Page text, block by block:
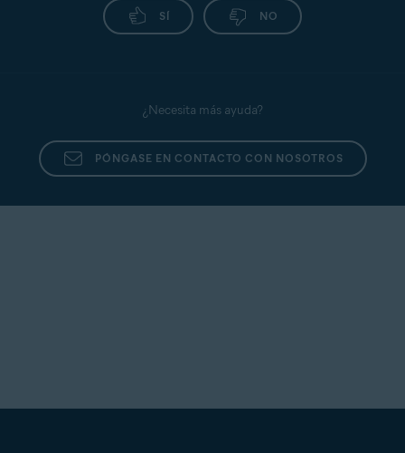
SÍ NO
¿Necesita más ayuda?
PÓNGASE EN CONTACTO CON NOSOTROS